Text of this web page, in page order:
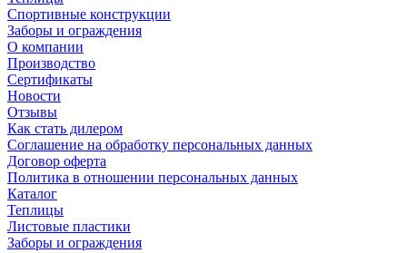
Спортивные конструкции
Заборы и ограждения
О компании
Производство
Сертификаты
Новости
Отзывы
Как стать дилером
Соглашение на обработку персональных данных
Договор оферта
Политика в отношении персональных данных
Каталог
Теплицы
Листовые пластики
Заборы и ограждения